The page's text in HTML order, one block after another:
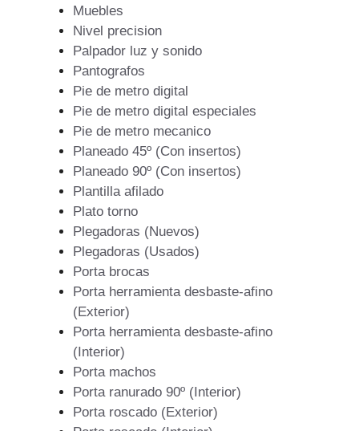
Muebles
Nivel precision
Palpador luz y sonido
Pantografos
Pie de metro digital
Pie de metro digital especiales
Pie de metro mecanico
Planeado 45º (Con insertos)
Planeado 90º (Con insertos)
Plantilla afilado
Plato torno
Plegadoras (Nuevos)
Plegadoras (Usados)
Porta brocas
Porta herramienta desbaste-afino
(Exterior)
Porta herramienta desbaste-afino
(Interior)
Porta machos
Porta ranurado 90º (Interior)
Porta roscado (Exterior)